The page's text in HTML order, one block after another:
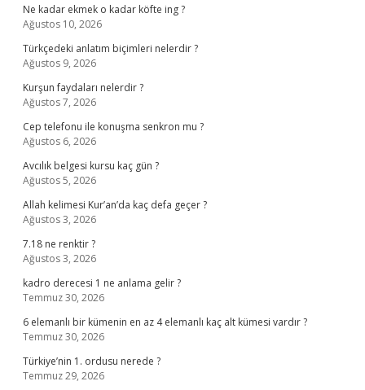
Ne kadar ekmek o kadar köfte ing ?
Ağustos 10, 2026
Türkçedeki anlatım biçimleri nelerdir ?
Ağustos 9, 2026
Kurşun faydaları nelerdir ?
Ağustos 7, 2026
Cep telefonu ile konuşma senkron mu ?
Ağustos 6, 2026
Avcılık belgesi kursu kaç gün ?
Ağustos 5, 2026
Allah kelimesi Kur’an’da kaç defa geçer ?
Ağustos 3, 2026
7.18 ne renktir ?
Ağustos 3, 2026
kadro derecesi 1 ne anlama gelir ?
Temmuz 30, 2026
6 elemanlı bir kümenin en az 4 elemanlı kaç alt kümesi vardır ?
Temmuz 30, 2026
Türkiye’nin 1. ordusu nerede ?
Temmuz 29, 2026